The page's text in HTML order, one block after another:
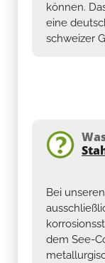
können.
eine
schweizer
Bei
dem See-